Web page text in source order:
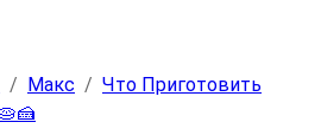
/ Макс / Что Приготовить